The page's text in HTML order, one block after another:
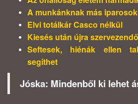
A munkánknak más
Elvi totálkár Casco nélkül
Kiesés után újra
Seftesek, hiénák ellen
segíthet
Jóska: Mindenből ki lehet